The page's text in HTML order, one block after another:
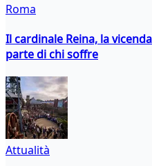
Roma
Il cardinale Reina, la
parte di chi soffre
Attualità